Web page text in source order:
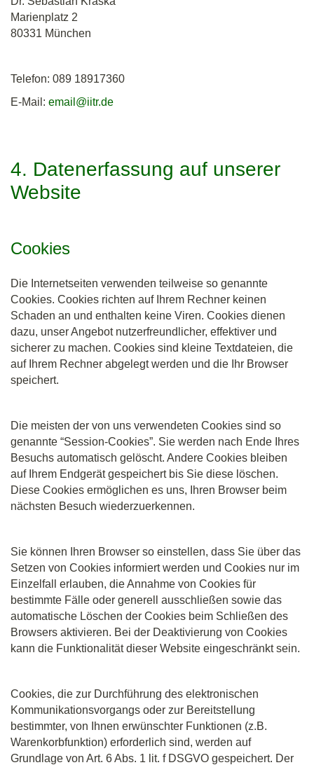
Marienplatz 2
80331 München
Telefon: 089 18917360
E-Mail: email@iitr.de
4. Datenerfassung auf unserer
Website
Cookies
Die Internetseiten verwenden teilweise so genannte
Cookies. Cookies richten auf Ihrem Rechner keinen
Schaden an und enthalten keine Viren. Cookies dienen
dazu, unser Angebot nutzerfreundlicher, effektiver und
sicherer zu machen. Cookies sind kleine Textdateien, die
auf Ihrem Rechner abgelegt werden und die Ihr Browser
speichert.
Die meisten der von uns verwendeten Cookies sind so
genannte “Session-Cookies”. Sie werden nach Ende Ihres
Besuchs automatisch gelöscht. Andere Cookies bleiben
auf Ihrem Endgerät gespeichert bis Sie diese löschen.
Diese Cookies ermöglichen es uns, Ihren Browser beim
nächsten Besuch wiederzuerkennen.
Sie können Ihren Browser so einstellen, dass Sie über das
Setzen von Cookies informiert werden und Cookies nur im
Einzelfall erlauben, die Annahme von Cookies für
bestimmte Fälle oder generell ausschließen sowie das
automatische Löschen der Cookies beim Schließen des
Browsers aktivieren. Bei der Deaktivierung von Cookies
kann die Funktionalität dieser Website eingeschränkt sein.
Cookies, die zur Durchführung des elektronischen
Kommunikationsvorgangs oder zur Bereitstellung
bestimmter, von Ihnen erwünschter Funktionen (z.B.
Warenkorbfunktion) erforderlich sind, werden auf
Grundlage von Art. 6 Abs. 1 lit. f DSGVO gespeichert. Der